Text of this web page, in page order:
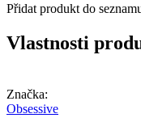
Přidat produkt do
Vlastnosti
Značka:
Obsessive